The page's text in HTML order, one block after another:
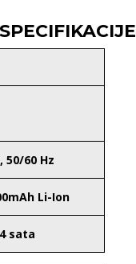
SPECIFIKACIJE
50/60 Hz
Li-Ion
sata